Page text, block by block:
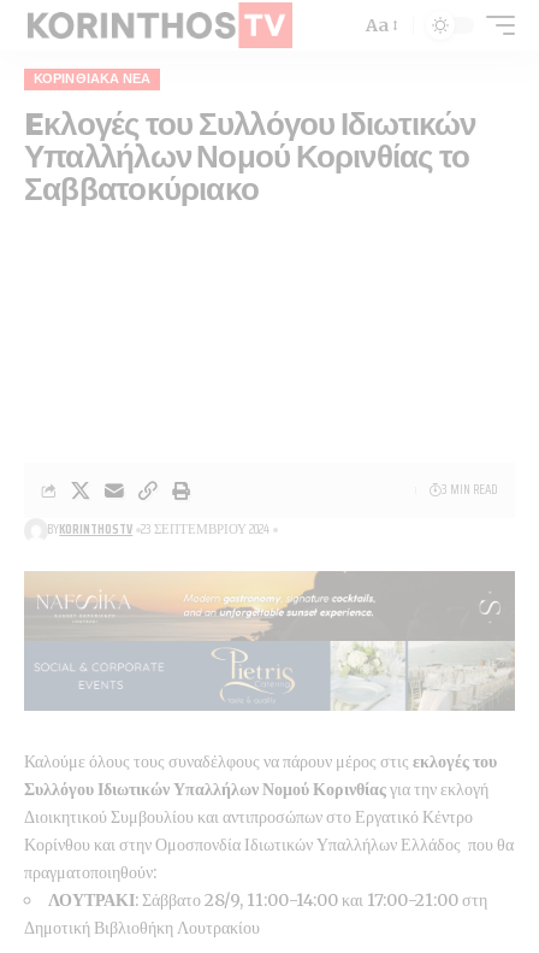
Aa
ΚΟΡΙΝΘΙΑΚΆ ΝΈΑ
Eκλογές του Συλλόγου Ιδιωτικών
Υπαλλήλων Νομού Κορινθίας το
Σαββατοκύριακο
BYKORINTHOSTV 23 ΣΕΠΤΕΜΒΡΊΟΥ 2024
3 MIN READ
Καλούμε όλους τους συναδέλφους να πάρουν μέρος στις εκλογές του
Συλλόγου Ιδιωτικών Υπαλλήλων Νομού Κορινθίαςγια την εκλογή
Διοικητικού Συμβουλίου και αντιπροσώπων στο Εργατικό Κέντρο
Κορίνθου και στην Ομοσπονδία Ιδιωτικών Υπαλλήλων Ελλάδος που θα
πραγματοποιηθούν:
ΛΟΥΤΡΑΚΙ: Σάββατο 28/9, 11:00-14:00 και 17:00-21:00 στη
Δημοτική Βιβλιοθήκη Λουτρακίου